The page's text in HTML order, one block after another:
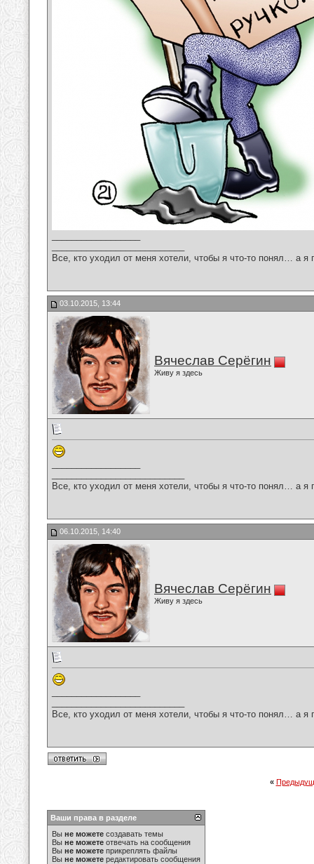
Все, кто уходил от меня хотели, чтобы я что-то понял… а
03.10.2015, 13:44
Вячеслав Серёгин
Живу я здесь
Все, кто уходил от меня хотели, чтобы я что-то понял… а
06.10.2015, 14:40
Вячеслав Серёгин
Живу я здесь
Все, кто уходил от меня хотели, чтобы я что-то понял… а
«
Ваши права в разделе
Вы не можете создавать темы
Вы не можете отвечать на сообщения
Вы не можете прикреплять файлы
Вы не можете редактировать сообщения